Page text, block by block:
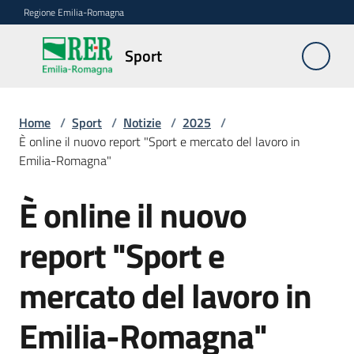
Vai al contenuto
Vai alla navigazione
Vai al footer
Regione Emilia-Romagna
Sport
Sport
Norme
di
triennale
Bandi
Carta
Home / Sport / Notizie / 2025 /
È online il nuovo report "Sport e mercato del lavoro in
Emilia-Romagna"
Salta al contenuto
È online il nuovo
report "Sport e
mercato del lavoro in
Emilia-Romagna"